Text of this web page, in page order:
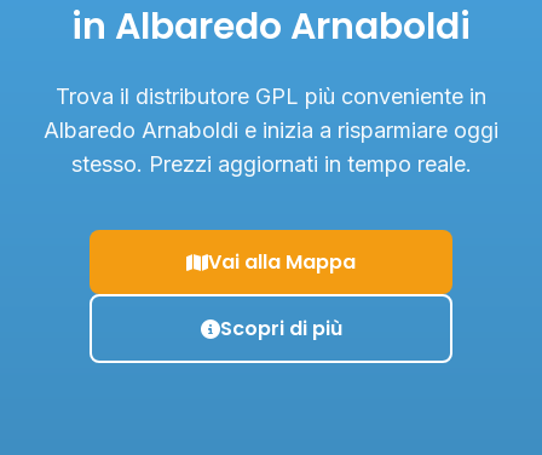
in Albaredo Arnaboldi
Trova il distributore GPL più conveniente in
Albaredo Arnaboldi e inizia a risparmiare oggi
stesso. Prezzi aggiornati in tempo reale.
Vai alla Mappa
Scopri di più